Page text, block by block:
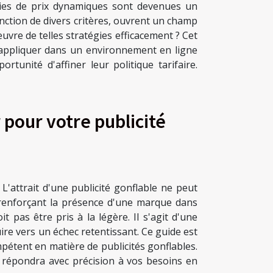
de prix dynamiques sont devenues un
de divers critères, ouvrent un champ
de telles stratégies efficacement ? Cet
dans un environnement en ligne
d'affiner leur politique tarifaire.
votre publicité
d'une publicité gonflable ne peut
la présence d'une marque dans
pas être pris à la légère. Il s'agit d'une
vers un échec retentissant. Ce guide est
en matière de publicités gonflables.
avec précision à vos besoins en